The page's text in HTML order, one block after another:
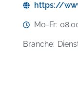
https://
Mo-Fr:
Branche: